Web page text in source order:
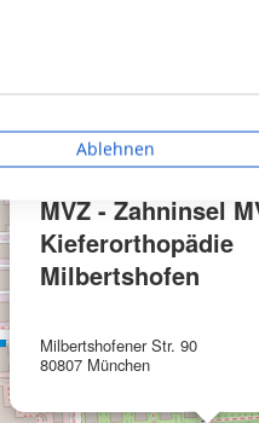
MVZ - Zahninsel
Kieferorthopädie
Milbertshofen
Milbertshofener Str. 90
80807 München
von Werbeanzeigen
Werbung
Werbung
von Inhalten
Inhalte
Ablehnen